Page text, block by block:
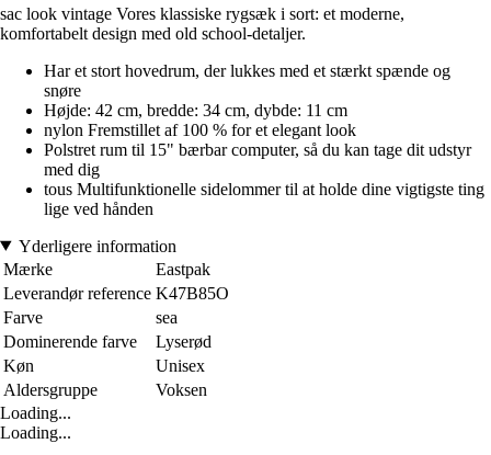
sac look vintage Vores klassiske rygsæk i sort: et moderne,
komfortabelt design med old school-detaljer.
Har et stort hovedrum, der lukkes med et stærkt spænde og
snøre
Højde: 42 cm, bredde: 34 cm, dybde: 11 cm
nylon Fremstillet af 100 % for et elegant look
Polstret rum til 15" bærbar computer, så du kan tage dit udstyr
med dig
tous Multifunktionelle sidelommer til at holde dine vigtigste ting
lige ved hånden
Yderligere information
Mærke
Eastpak
Leverandør reference K47B85O
Farve
sea
Dominerende farve
Lyserød
Køn
Unisex
Aldersgruppe
Voksen
Loading...
Loading...